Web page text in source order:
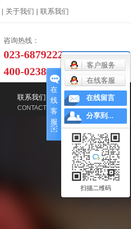
| 关于我们 | 联系我们
咨询热线：
023-68792229
400-0238-992
联系我们
CONTACT
在
线
客
服
客户服务
在线客服
在线留言
分享到...
扫描二维码